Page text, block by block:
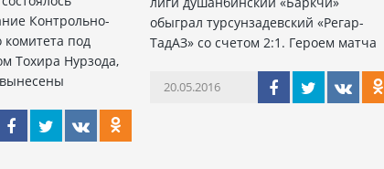
Контрольно-
под
Тохира Нурзода,
обыграл турсунзадевский «Регар-
ТадАЗ» со счетом 2:1. Героем матча
20.05.2016